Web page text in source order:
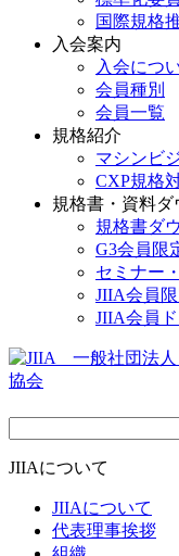
国際規格
入会案内
入会につ
会員種別
会員一覧
規格紹介
マシンビ
CXP規格
規格書・資料ダ
規格書ダ
G3会員限
セミナー
JIIA会員
JIIA会員
JIIAについて
JIIAについて
代表理事挨拶